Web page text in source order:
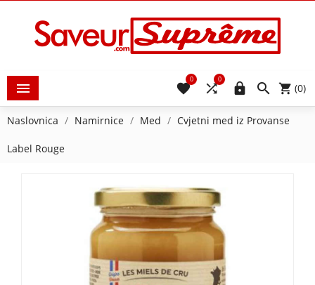
  (0)


0

0
Naslovnica Namirnice Med Cvjetni med iz Provanse
Label Rouge